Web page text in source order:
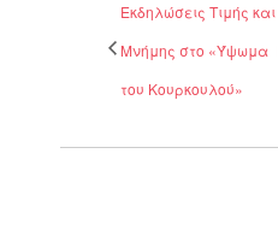
Εκδηλώσεις Τιμής και
Μνήμης στο «Ύψωμα
του Κουρκουλού»